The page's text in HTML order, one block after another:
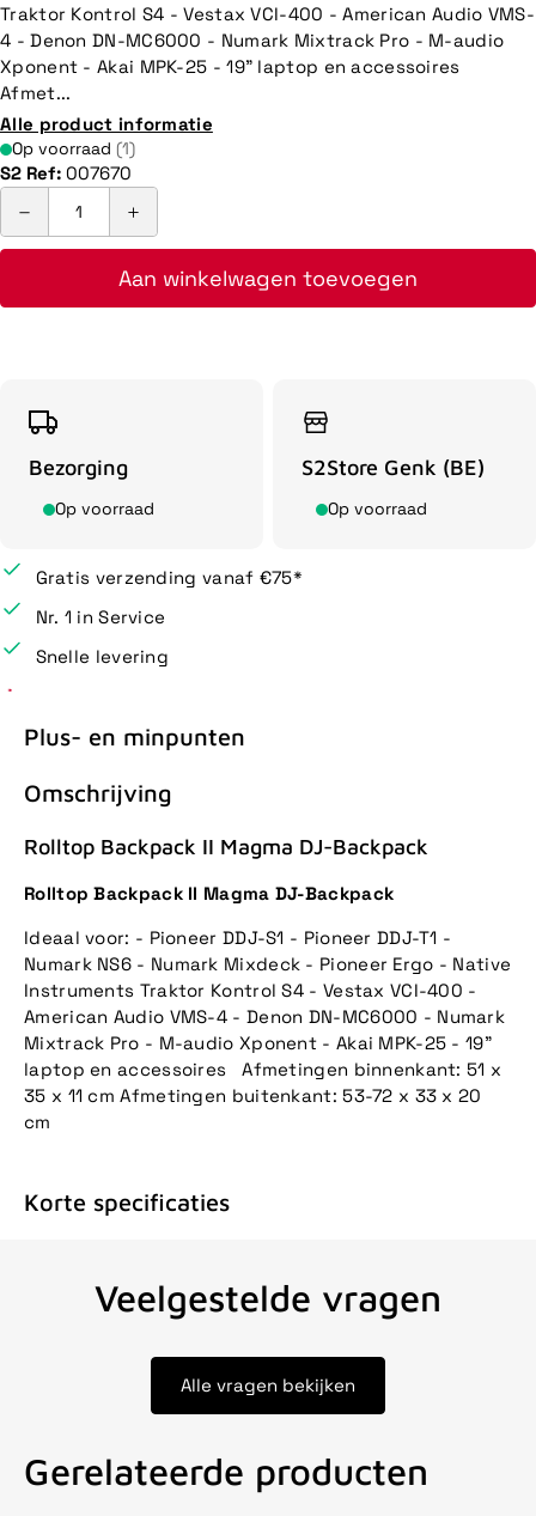
Traktor Kontrol S4 - Vestax VCI-400 - American Audio VMS-
4 - Denon DN-MC6000 - Numark Mixtrack Pro - M-audio
Xponent - Akai MPK-25 - 19" laptop en accessoires
Afmet...
Alle product informatie
Op voorraad (1)
S2 Ref: 007670
Aan winkelwagen toevoegen
Bezorging
Op voorraad
S2Store Genk (BE)
Op voorraad
Gratis verzending vanaf €75*
Nr. 1 in Service
Snelle levering
Plus- en minpunten
Omschrijving
Rolltop Backpack II Magma DJ-Backpack
Rolltop Backpack II Magma DJ-Backpack
Ideaal voor: - Pioneer DDJ-S1 - Pioneer DDJ-T1 -
Numark NS6 - Numark Mixdeck - Pioneer Ergo - Native
Instruments Traktor Kontrol S4 - Vestax VCI-400 -
American Audio VMS-4 - Denon DN-MC6000 - Numark
Mixtrack Pro - M-audio Xponent - Akai MPK-25 - 19"
laptop en accessoires Afmetingen binnenkant: 51 x
35 x 11 cm Afmetingen buitenkant: 53-72 x 33 x 20
cm
Korte specificaties
Veelgestelde vragen
Alle vragen bekijken
Gerelateerde producten